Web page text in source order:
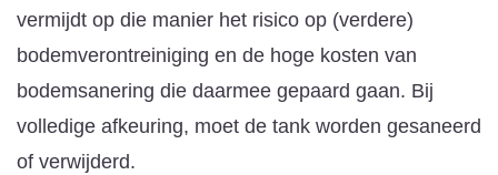
vermijdt op die manier het risico op (verdere)
bodemverontreiniging en de hoge kosten van
bodemsanering die daarmee gepaard gaan. Bij
volledige afkeuring, moet de tank worden gesaneerd
of verwijderd.